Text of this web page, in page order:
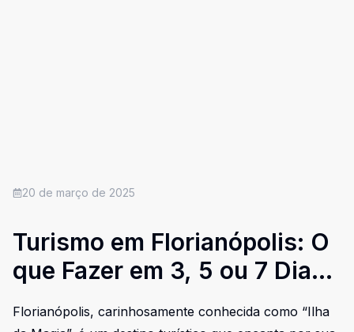
20 de março de 2025
Turismo em Florianópolis: O
que Fazer em 3, 5 ou 7 Dias
na Ilha
Florianópolis, carinhosamente conhecida como “Ilha